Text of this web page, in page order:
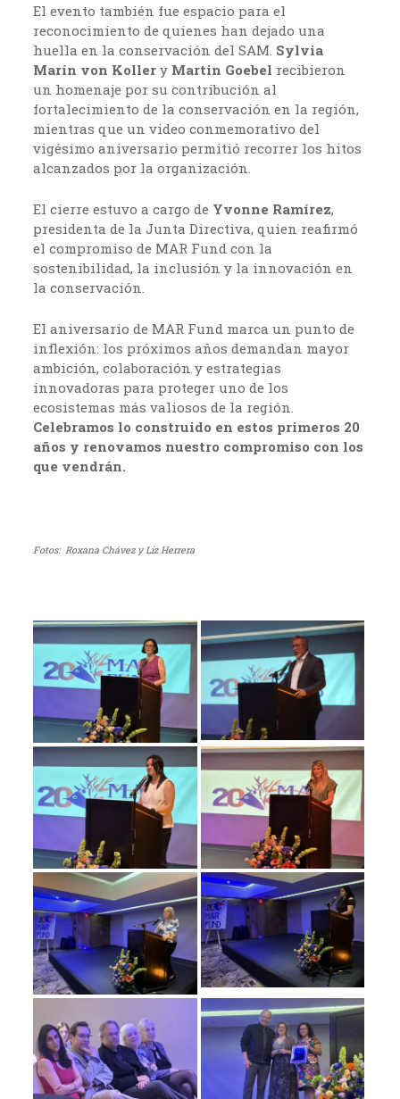
El evento también fue espacio para el
reconocimiento de quienes han dejado una
huella en la conservación del SAM. Sylvia
Marín von Koller y Martin Goebel recibieron
un homenaje por su contribución al
fortalecimiento de la conservación en la región,
mientras que un video conmemorativo del
vigésimo aniversario permitió recorrer los hitos
alcanzados por la organización.
El cierre estuvo a cargo de Yvonne Ramírez,
presidenta de la Junta Directiva, quien reafirmó
el compromiso de MAR Fund con la
sostenibilidad, la inclusión y la innovación en
la conservación.
El aniversario de MAR Fund marca un punto de
inflexión: los próximos años demandan mayor
ambición, colaboración y estrategias
innovadoras para proteger uno de los
ecosistemas más valiosos de la región.
Celebramos lo construido en estos primeros 20
años y renovamos nuestro compromiso con los
que vendrán.
Fotos: Roxana Chávez y Liz Herrera